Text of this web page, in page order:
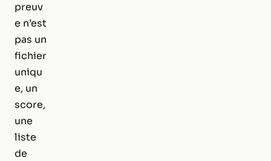
preuv
e n’est
pas un
fichier
uniqu
e, un
score,
une
liste
de